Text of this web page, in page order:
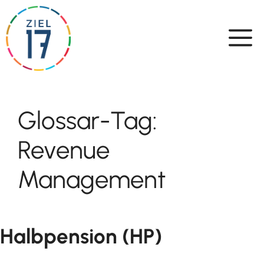
content
Glossar-Tag:
Revenue
Management
Halbpension (HP)